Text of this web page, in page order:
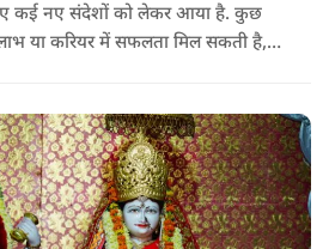
कई नए संदेशों को लेकर आया है. कुछ
या करियर में सफलता मिल सकती है,